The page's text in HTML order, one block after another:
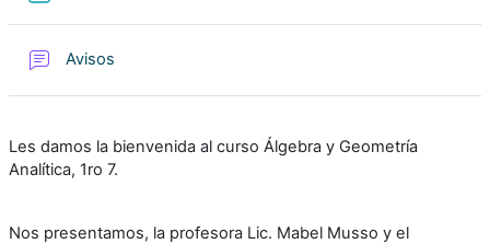
Avisos
Les damos la bienvenida al curso Álgebra y Geometría
Analítica, 1ro 7.
Nos presentamos, la profesora Lic. Mabel Musso y el